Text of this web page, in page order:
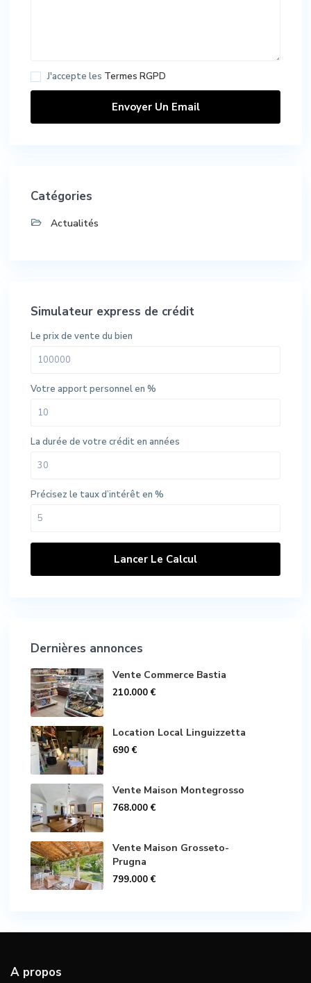
J'accepte les Termes RGPD
Catégories
Actualités
Simulateur express de crédit
Le prix de vente du bien
Votre apport personnel en %
La durée de votre crédit en années
Précisez le taux d’intérêt en %
Lancer Le Calcul
Dernières annonces
Vente Commerce Bastia
210.000 €
Location Local Linguizzetta
690 €
Vente Maison Montegrosso
768.000 €
Vente Maison Grosseto-
Prugna
799.000 €
A propos